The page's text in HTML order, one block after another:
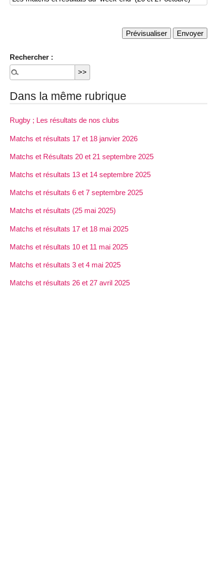
Rechercher :
Dans la même rubrique
Rugby ; Les résultats de nos clubs
Matchs et résultats 17 et 18 janvier 2026
Matchs et Résultats 20 et 21 septembre 2025
Matchs et résultats 13 et 14 septembre 2025
Matchs et résultats 6 et 7 septembre 2025
Matchs et résultats (25 mai 2025)
Matchs et résultats 17 et 18 mai 2025
Matchs et résultats 10 et 11 mai 2025
Matchs et résultats 3 et 4 mai 2025
Matchs et résultats 26 et 27 avril 2025